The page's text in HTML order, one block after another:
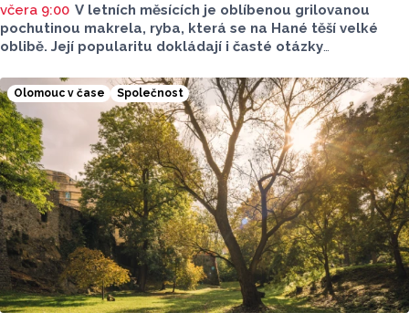
včera 9:00 V letních měsících je oblíbenou grilovanou
pochutinou makrela, ryba, která se na Hané těší velké
oblibě. Její popularitu dokládají i časté otázky
nebo o víkendu grilovat. Zpřehlednit tyto informace
má nová letní mikroaplikace "Kde pečou makrely?“
Olomouc v čase Společnost